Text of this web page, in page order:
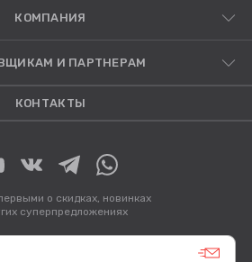
КОМПАНИЯ
И ПАРТНЕРАМ
КОНТАКТЫ
о скидках, новинках
суперпредложениях